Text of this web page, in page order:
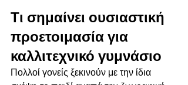
Τι σημαίνει ουσιαστική
προετοιμασία για
καλλιτεχνικό γυμνάσιο
Πολλοί γονείς ξεκινούν με την ίδια